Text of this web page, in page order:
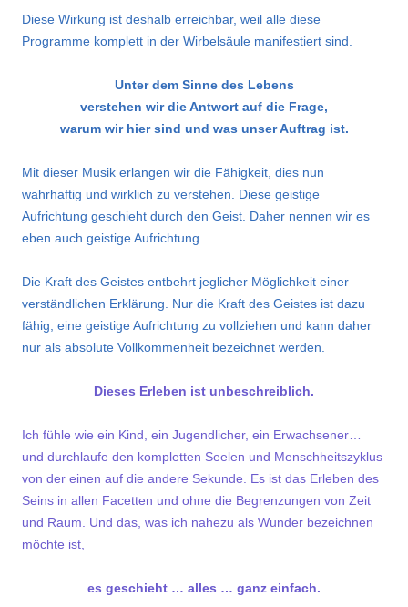
Diese Wirkung ist deshalb erreichbar, weil alle diese
Programme komplett in der Wirbelsäule manifestiert sind.
Unter dem Sinne des Lebens
verstehen wir die Antwort auf die Frage,
warum wir hier sind und was unser Auftrag ist.
Mit dieser Musik erlangen wir die Fähigkeit, dies nun
wahrhaftig und wirklich zu verstehen. Diese geistige
Aufrichtung geschieht durch den Geist. Daher nennen wir es
eben auch geistige Aufrichtung.
Die Kraft des Geistes entbehrt jeglicher Möglichkeit einer
verständlichen Erklärung. Nur die Kraft des Geistes ist dazu
fähig, eine geistige Aufrichtung zu vollziehen und kann daher
nur als absolute Vollkommenheit bezeichnet werden.
Dieses Erleben ist unbeschreiblich.
Ich fühle wie ein Kind, ein Jugendlicher, ein Erwachsener…
und durchlaufe den kompletten Seelen und Menschheitszyklus
von der einen auf die andere Sekunde. Es ist das Erleben des
Seins in allen Facetten und ohne die Begrenzungen von Zeit
und Raum. Und das, was ich nahezu als Wunder bezeichnen
möchte ist,
es geschieht … alles … ganz einfach.